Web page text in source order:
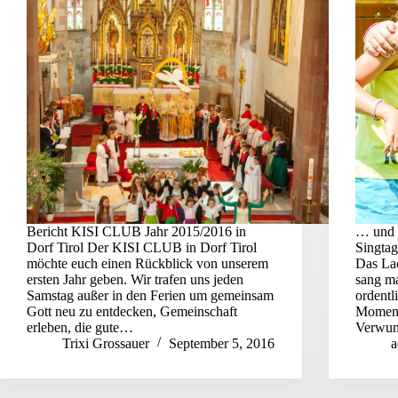
Bericht KISI CLUB Jahr 2015/2016 in
Dorf Tirol Der KISI CLUB in Dorf Tirol
möchte euch einen Rückblick von unserem
ersten Jahr geben. Wir trafen uns jeden
Samstag außer in den Ferien um gemeinsam
Gott neu zu entdecken, Gemeinschaft
erleben, die gute…
Trixi Grossauer
September 5, 2016
… und
Das
sang